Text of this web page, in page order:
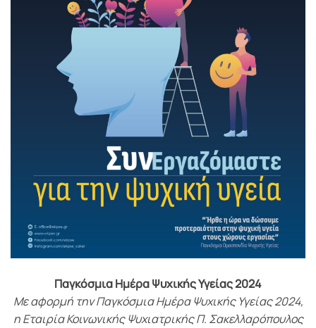
Παγκόσμια Ημέρα Ψυχικής Υγείας 2024
Με αφορμή την Παγκόσμια Ημέρα Ψυχικής Υγείας 2024,
η Εταιρία Κοινωνικής Ψυχιατρικής Π. Σακελλαρόπουλος